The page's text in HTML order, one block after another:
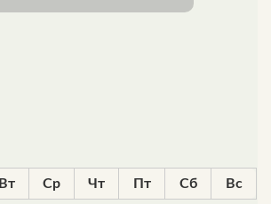
Вт Ср Чт Пт Сб Вс